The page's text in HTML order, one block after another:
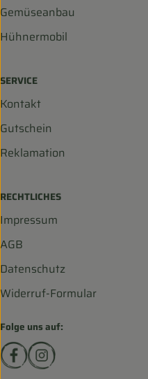
Gemüseanbau
Hühnermobil
SERVICE
Kontakt
Gutschein
Reklamation
RECHTLICHES
Impressum
AGB
Datenschutz
Widerruf-Formular
Folge uns auf:
Externer Link zu
Externer Link zu